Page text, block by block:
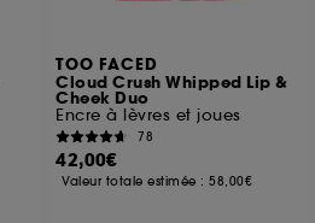
TOO FACED
Cloud Crush Whipped Lip &
Cheek Duo
Encre à lèvres et joues
78
42,00€
Valeur totale estimée :58,00€